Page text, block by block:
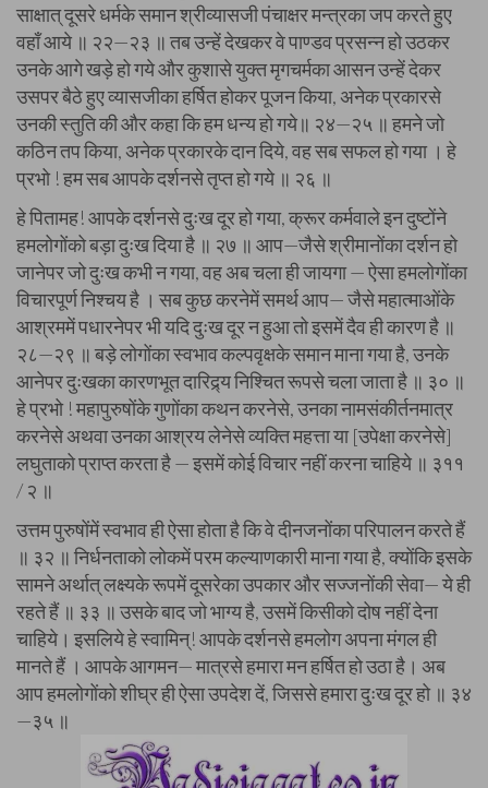
साक्षात् दूसरे धर्मके समान श्रीव्यासजी पंचाक्षर मन्त्रका जप करते हुए
वहाँ आये ॥ २२—२३ ॥ तब उन्हें देखकर वे पाण्डव प्रसन्न हो उठकर
उनके आगे खड़े हो गये और कुशासे युक्त मृगचर्मका आसन उन्हें देकर
उसपर बैठे हुए व्यासजीका हर्षित होकर पूजन किया, अनेक प्रकारसे
उनकी स्तुति की और कहा कि हम धन्य हो गये॥ २४—२५ ॥ हमने जो
कठिन तप किया, अनेक प्रकारके दान दिये, वह सब सफल हो गया । हे
प्रभो ! हम सब आपके दर्शनसे तृप्त हो गये ॥ २६ ॥
हे पितामह! आपके दर्शनसे दुःख दूर हो गया, क्रूर कर्मवाले इन दुष्टोंने
हमलोगोंको बड़ा दुःख दिया है ॥ २७ ॥ आप—जैसे श्रीमानोंका दर्शन हो
जानेपर जो दुःख कभी न गया, वह अब चला ही जायगा — ऐसा हमलोगोंका
विचारपूर्ण निश्चय है । सब कुछ करनेमें समर्थ आप— जैसे महात्माओंके
आश्रममें पधारनेपर भी यदि दुःख दूर न हुआ तो इसमें दैव ही कारण है ॥
२८—२९ ॥ बड़े लोगोंका स्वभाव कल्पवृक्षके समान माना गया है, उनके
आनेपर दुःखका कारणभूत दारिद्र्य निश्चित रूपसे चला जाता है ॥ ३० ॥
हे प्रभो ! महापुरुषोंके गुणोंका कथन करनेसे, उनका नामसंकीर्तनमात्र
करनेसे अथवा उनका आश्रय लेनेसे व्यक्ति महत्ता या [उपेक्षा करनेसे]
लघुताको प्राप्त करता है — इसमें कोई विचार नहीं करना चाहिये ॥ ३११
/ २ ॥
उत्तम पुरुषोंमें स्वभाव ही ऐसा होता है कि वे दीनजनोंका परिपालन करते हैं
॥ ३२ ॥ निर्धनताको लोकमें परम कल्याणकारी माना गया है, क्योंकि इसके
सामने अर्थात् लक्ष्यके रूपमें दूसरेका उपकार और सज्जनोंकी सेवा— ये ही
रहते हैं ॥ ३३ ॥ उसके बाद जो भाग्य है, उसमें किसीको दोष नहीं देना
चाहिये। इसलिये हे स्वामिन्! आपके दर्शनसे हमलोग अपना मंगल ही
मानते हैं । आपके आगमन— मात्रसे हमारा मन हर्षित हो उठा है। अब
आप हमलोगोंको शीघ्र ही ऐसा उपदेश दें, जिससे हमारा दुःख दूर हो ॥ ३४
—३५ ॥